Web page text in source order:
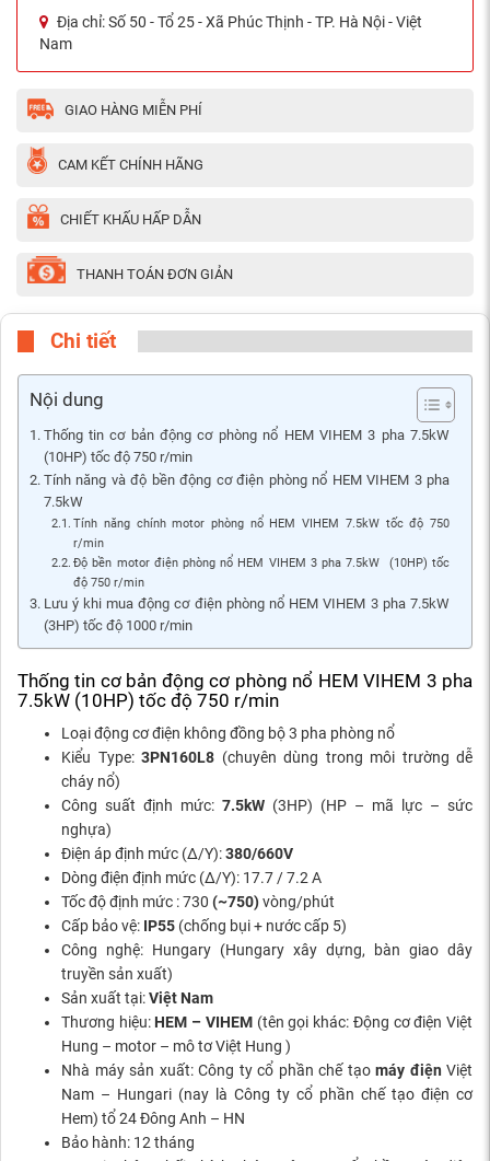
Địa chỉ:Số 50 - Tổ 25 - Xã Phúc Thịnh - TP. Hà Nội - Việt
Nam
GIAO HÀNG MIỄN PHÍ
CAM KẾT CHÍNH HÃNG
CHIẾT KHẤU HẤP DẪN
THANH TOÁN ĐƠN GIẢN
Chi tiết
Nội dung
Thống tin cơ bản động cơ phòng nổ HEM VIHEM 3 pha 7.5kW
(10HP) tốc độ 750 r/min
Tính năng và độ bền động cơ điện phòng nổ HEM VIHEM 3 pha
7.5kW
Tính năng chính motor phòng nổ HEM VIHEM 7.5kW tốc độ 750
r/min
Độ bền motor điện phòng nổ HEM VIHEM 3 pha 7.5kW (10HP) tốc
độ 750 r/min
Lưu ý khi mua động cơ điện phòng nổ HEM VIHEM 3 pha 7.5kW
(3HP) tốc độ 1000 r/min
Thống tin cơ bản động cơ phòng nổ HEM VIHEM 3 pha
7.5kW (10HP) tốc độ 750 r/min
Loại động cơ điện không đồng bộ 3 pha phòng nổ
Kiểu Type: 3PN160L8 (chuyên dùng trong môi trường dễ
cháy nổ)
Công suất định mức: 7.5kW (3HP) (HP – mã lực – sức
nghựa)
Điện áp định mức (Δ/Y):380/660V
Dòng điện định mức (Δ/Y): 17.7 / 7.2 A
Tốc độ định mức : 730 (~750)vòng/phút
Cấp bảo vệ: IP55 (chống bụi + nước cấp 5)
Công nghệ: Hungary (Hungary xây dựng, bàn giao dây
truyền sản xuất)
Sản xuất tại:Việt Nam
Thương hiệu: HEM – VIHEM (tên gọi khác: Động cơ điện Việt
Hung – motor – mô tơ Việt Hung )
Nhà máy sản xuất: Công ty cổ phần chế tạo máy điện Việt
Nam – Hungari (nay là Công ty cổ phần chế tạo điện cơ
Hem) tổ 24 Đông Anh – HN
Bảo hành: 12 tháng